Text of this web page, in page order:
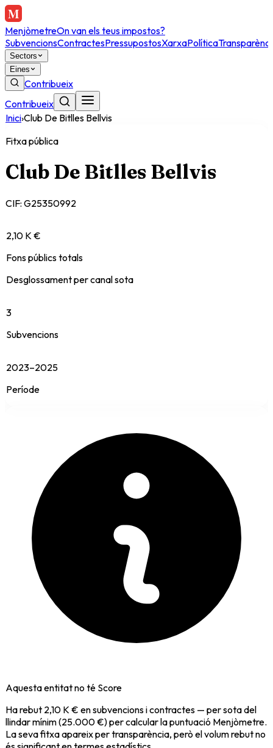
MenjòmetreOn van els teus impostos?
SubvencionsContractesPressupostosXarxaPolítica
Sectors
Eines
Contribueix
Contribueix
Inici›Club De Bitlles Bellvis
Fitxa pública
Club De Bitlles Bellvis
CIF: G25350992
2,10 K €
Fons públics totals
Desglossament per canal sota
3
Subvencions
2023–2025
Període
Aquesta entitat no té Score
Ha rebut 2,10 K € en subvencions i contractes — per sota del
llindar mínim (25.000 €) per calcular la puntuació Menjòmetre.
La seva fitxa apareix per transparència, però el volum rebut no